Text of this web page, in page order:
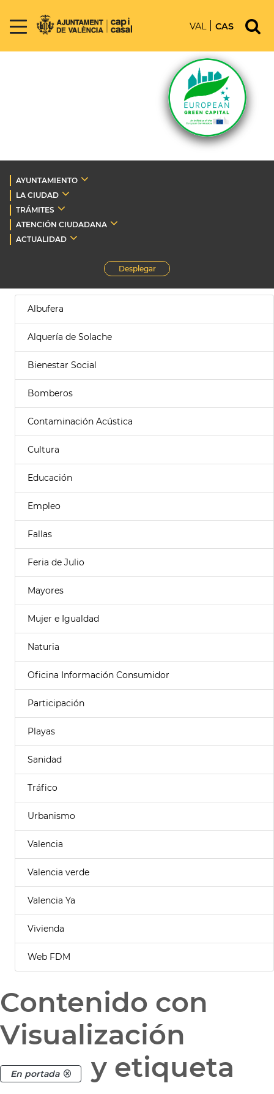
VAL CAS
AYUNTAMIENTO
LA CIUDAD
TRÁMITES
ATENCIÓN CIUDADANA
ACTUALIDAD
Desplegar
Albufera
Alquería de Solache
Bienestar Social
Bomberos
Contaminación Acústica
Cultura
Educación
Empleo
Fallas
Feria de Julio
Mayores
Mujer e Igualdad
Naturia
Oficina Información Consumidor
Participación
Playas
Sanidad
Tráfico
Urbanismo
Valencia
Valencia verde
Valencia Ya
Vivienda
Web FDM
Contenido con
Visualización
En portada y etiqueta